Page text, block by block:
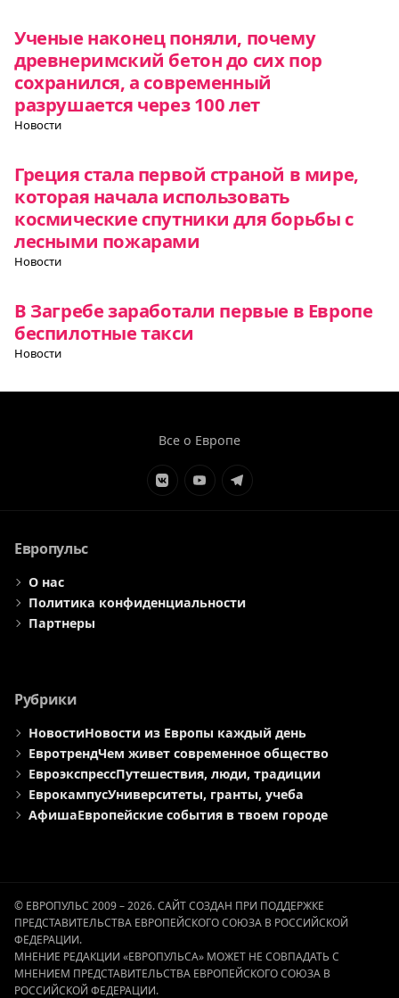
Ученые наконец поняли, почему
древнеримский бетон до сих пор
сохранился, а современный
разрушается через 100 лет
Новости
Греция стала первой страной в мире,
которая начала использовать
космические спутники для борьбы с
лесными пожарами
Новости
В Загребе заработали первые в Европе
беспилотные такси
Новости
Все о Европе
ЭлементЭлементЭлемент
Европульс
О нас
Политика конфиденциальности
Партнеры
Рубрики
НовостиНовости из Европы каждый день
ЕвротрендЧем живет современное общество
ЕвроэкспрессПутешествия, люди, традиции
ЕврокампусУниверситеты, гранты, учеба
АфишаЕвропейские события в твоем городе
© ЕВРОПУЛЬС 2009 – 2026. САЙТ СОЗДАН ПРИ ПОДДЕРЖКЕ
ПРЕДСТАВИТЕЛЬСТВА ЕВРОПЕЙСКОГО СОЮЗА В РОССИЙСКОЙ
ФЕДЕРАЦИИ.
МНЕНИЕ РЕДАКЦИИ «ЕВРОПУЛЬСА» МОЖЕТ НЕ СОВПАДАТЬ С
МНЕНИЕМ ПРЕДСТАВИТЕЛЬСТВА ЕВРОПЕЙСКОГО СОЮЗА В
РОССИЙСКОЙ ФЕДЕРАЦИИ.